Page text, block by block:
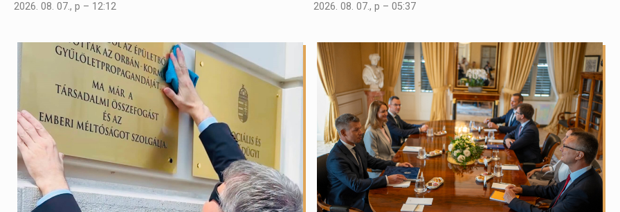
2026. 08. 07., p – 12:12 2026. 08. 07., p – 05:37